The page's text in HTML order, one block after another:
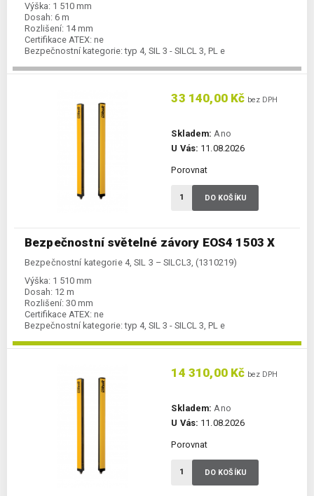
Výška: 1 510 mm
Dosah: 6 m
Rozlišení: 14 mm
Certifikace ATEX: ne
Bezpečnostní kategorie: typ 4, SIL 3 - SILCL 3, PL e
Bezpečnostní světelné závory EOS4 1503 X
Bezpečnostní kategorie 4, SIL 3 – SILCL3, (1310219)
Výška: 1 510 mm
Dosah: 12 m
Rozlišení: 30 mm
Certifikace ATEX: ne
Bezpečnostní kategorie: typ 4, SIL 3 - SILCL 3, PL e
33 140,00 Kč bez DPH
Skladem: Ano
U Vás: 11.08.2026
Porovnat
DO KOŠÍKU
14 310,00 Kč bez DPH
Skladem: Ano
U Vás: 11.08.2026
Porovnat
DO KOŠÍKU